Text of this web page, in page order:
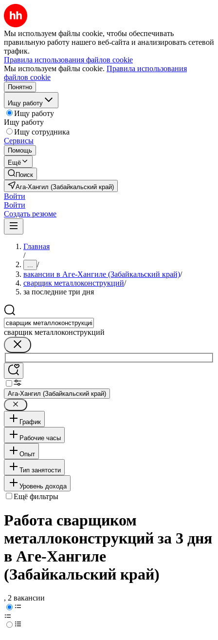
Мы используем файлы cookie, чтобы обеспечивать
правильную работу нашего веб-сайта и анализировать сетевой
трафик.
Правила использования файлов cookie
Мы используем файлы cookie. Правила использования
файлов cookie
Понятно
Ищу работу
Ищу работу
Ищу работу
Ищу сотрудника
Сервисы
Помощь
Ещё
Поиск
Ага-Хангил (Забайкальский край)
Войти
Войти
Создать резюме
Главная
/
... /
вакансии в Аге-Хангиле (Забайкальский край)/
сварщик металлоконструкций/
за последние три дня
сварщик металлоконструкций
Ага-Хангил (Забайкальский край)
График
Рабочие часы
Опыт
Тип занятости
Уровень дохода
Ещё фильтры
Работа сварщиком
металлоконструкций за 3 дня
в Аге-Хангиле
(Забайкальский край)
, 2 вакансии